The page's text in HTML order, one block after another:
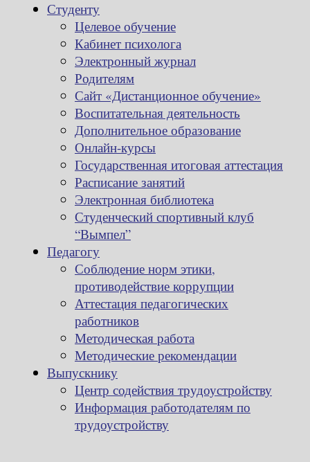
Студенту
Целевое обучение
Кабинет психолога
Электронный журнал
Родителям
Сайт «Дистанционное обучение»
Воспитательная деятельность
Дополнительное образование
Онлайн-курсы
Государственная итоговая аттестация
Расписание занятий
Электронная библиотека
Студенческий спортивный клуб
“Вымпел”
Педагогу
Соблюдение норм этики,
противодействие коррупции
Аттестация педагогических
работников
Методическая работа
Методические рекомендации
Выпускнику
Центр содействия трудоустройству
Информация работодателям по
трудоустройству